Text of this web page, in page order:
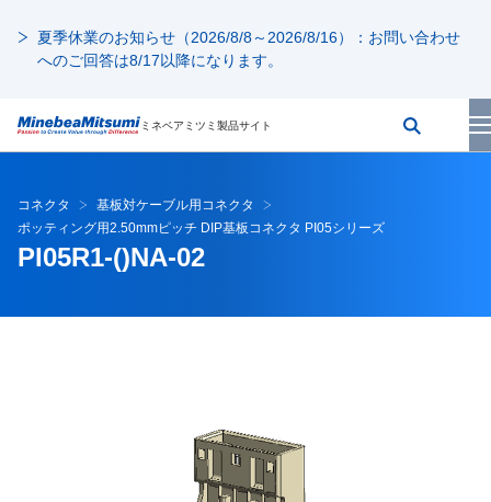
夏季休業のお知らせ（2026/8/8～2026/8/16）：お問い合わせ
へのご回答は8/17以降になります。
ミネベアミツミ製品サイト
コネクタ
基板対ケーブル用コネクタ
ポッティング用2.50mmピッチ DIP基板コネクタ PI05シリーズ
PI05R1-()NA-02